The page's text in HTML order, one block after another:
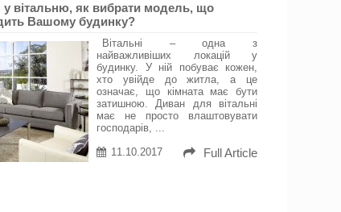
у вітальню, як вибрати модель, що
Вашому будинку?
Вітальні – одна з
найважливіших локацій у
будинку. У ній побуває кожен,
хто увійде до житла, а це
означає, що кімната має бути
затишною. Диван для вітальні
має не просто влаштовувати
господарів, ...
11.10.2017
Full Article